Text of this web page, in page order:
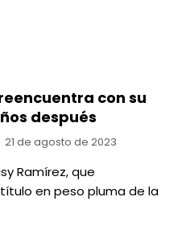
con su
después
21 de agosto de 2023
Ramírez, que
en peso pluma de la